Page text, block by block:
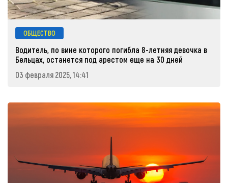
ОБЩЕСТВО
Водитель, по вине которого погибла 8-летняя девочка в
Бельцах, останется под арестом еще на 30 дней
03 февраля 2025, 14:41